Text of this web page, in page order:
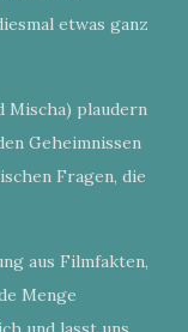
etwas ganz
Mischa) plaudern
Geheimnissen
Fragen, die
aus Filmfakten,
Menge